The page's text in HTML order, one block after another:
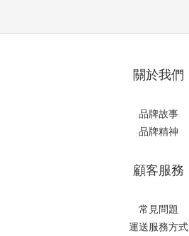
關於我們
品牌故事
品牌精神
顧客服務
常見問題
運送服務方式